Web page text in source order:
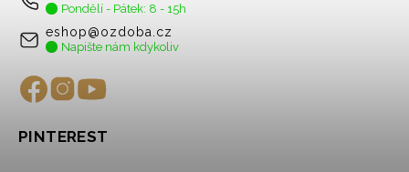
Pondělí - Pátek: 8 - 15h
eshop@ozdoba.cz
Napište nám kdykoliv
PINTEREST